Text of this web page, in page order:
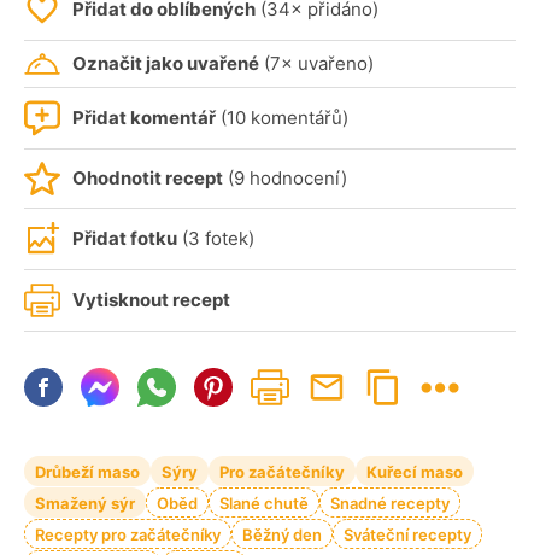
Přidat do oblíbených (34× přidáno)
Označit jako uvařené (7× uvařeno)
Přidat komentář (10 komentářů)
Ohodnotit recept (9 hodnocení)
Přidat fotku (3 fotek)
Vytisknout recept
Drůbeží maso Sýry Pro začátečníky
Kuřecí maso
Smažený sýr
Oběd Slané chutě
Snadné recepty
Recepty pro začátečníky
Běžný den
Sváteční recepty